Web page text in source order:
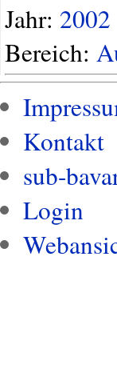
Jahr: 2002
Bereich:
Kontakt
sub-
Login